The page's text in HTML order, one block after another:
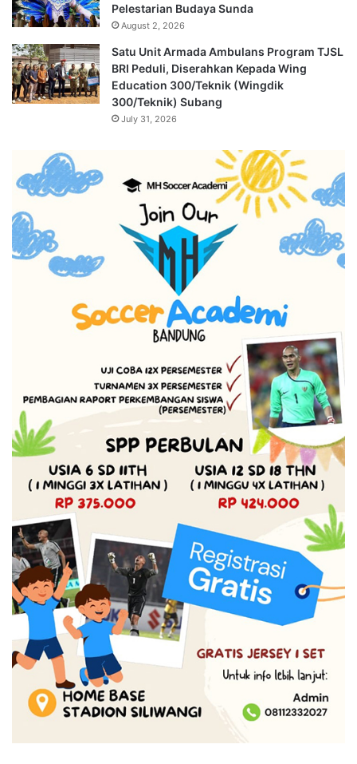
Pelestarian Budaya Sunda
August 2, 2026
Satu Unit Armada Ambulans Program TJSL
BRI Peduli, Diserahkan Kepada Wing
Education 300/Teknik (Wingdik
300/Teknik) Subang
July 31, 2026